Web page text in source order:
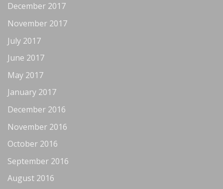
December 2017
November 2017
July 2017
June 2017
May 2017
January 2017
December 2016
November 2016
October 2016
September 2016
August 2016